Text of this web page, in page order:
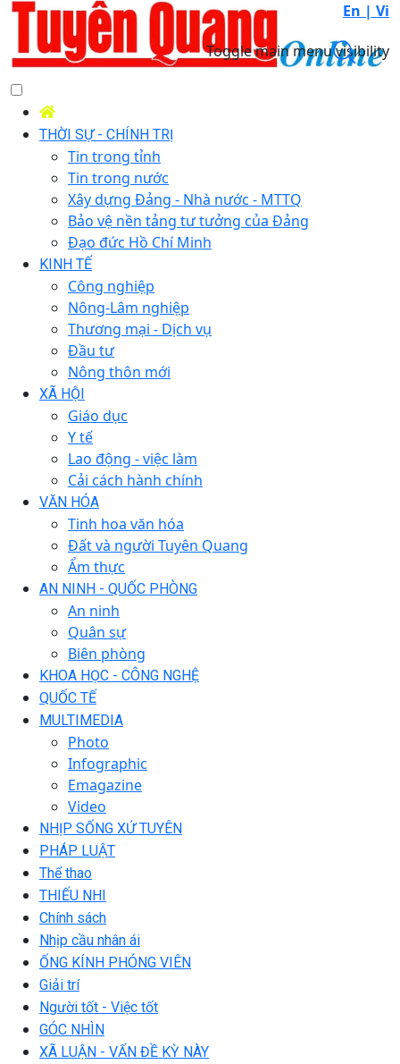
En | Vi
Toggle main menu visibility
THỜI SỰ - CHÍNH TRỊ
Tin trong tỉnh
Tin trong nước
Xây dựng Đảng - Nhà nước - MTTQ
Bảo vệ nền tảng tư tưởng của Đảng
Đạo đức Hồ Chí Minh
KINH TẾ
Công nghiệp
Nông-Lâm nghiệp
Thương mại - Dịch vụ
Đầu tư
Nông thôn mới
XÃ HỘI
Giáo dục
Y tế
Lao động - việc làm
Cải cách hành chính
VĂN HÓA
Tinh hoa văn hóa
Đất và người Tuyên Quang
Ẩm thực
AN NINH - QUỐC PHÒNG
An ninh
Quân sự
Biên phòng
KHOA HỌC - CÔNG NGHỆ
QUỐC TẾ
MULTIMEDIA
Photo
Infographic
Emagazine
Video
NHỊP SỐNG XỨ TUYÊN
PHÁP LUẬT
Thể thao
THIẾU NHI
Chính sách
Nhịp cầu nhân ái
ỐNG KÍNH PHÓNG VIÊN
Giải trí
Người tốt - Việc tốt
GÓC NHÌN
XÃ LUẬN - VẤN ĐỀ KỲ NÀY